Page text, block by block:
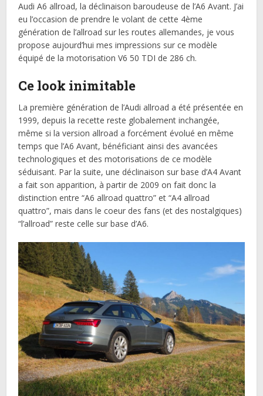
Audi A6 allroad, la déclinaison baroudeuse de l’A6 Avant. J’ai
eu l’occasion de prendre le volant de cette 4ème
génération de l’allroad sur les routes allemandes, je vous
propose aujourd’hui mes impressions sur ce modèle
équipé de la motorisation V6 50 TDI de 286 ch.
Ce look inimitable
La première génération de l’Audi allroad a été présentée en
1999, depuis la recette reste globalement inchangée,
même si la version allroad a forcément évolué en même
temps que l’A6 Avant, bénéficiant ainsi des avancées
technologiques et des motorisations de ce modèle
séduisant. Par la suite, une déclinaison sur base d’A4 Avant
a fait son apparition, à partir de 2009 on fait donc la
distinction entre “A6 allroad quattro” et “A4 allroad
quattro”, mais dans le coeur des fans (et des nostalgiques)
“l’allroad” reste celle sur base d’A6.